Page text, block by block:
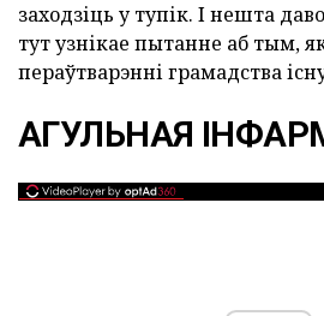
заходзіць у тупік. І нешта
тут узнікае пытанне аб тым,
пераўтварэнні грамадства
АГУЛЬНАЯ